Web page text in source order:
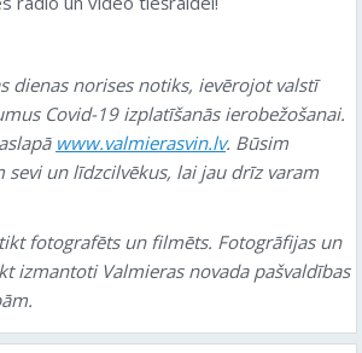
dienas norises notiks, ievērojot valstī
Covid-19 izplatīšanās ierobežošanai.
www.valmierasvin.lv. Būsim
sevi un līdzcilvēkus, lai jau drīz varam
fotografēts un filmēts. Fotogrāfijas un
izmantoti Valmieras novada pašvaldības